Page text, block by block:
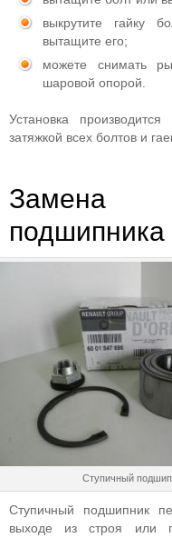
выкрутите гайку
вытащите его;
можете снимать
шаровой опорой.
Установка
затяжкой всех болтов и
Замена
подшипника
Ступичный
Ступичный подшипник
выходе из строя или